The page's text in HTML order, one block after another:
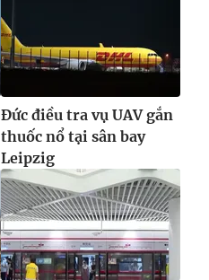
Đức điều tra vụ UAV gắn
thuốc nổ tại sân bay
Leipzig